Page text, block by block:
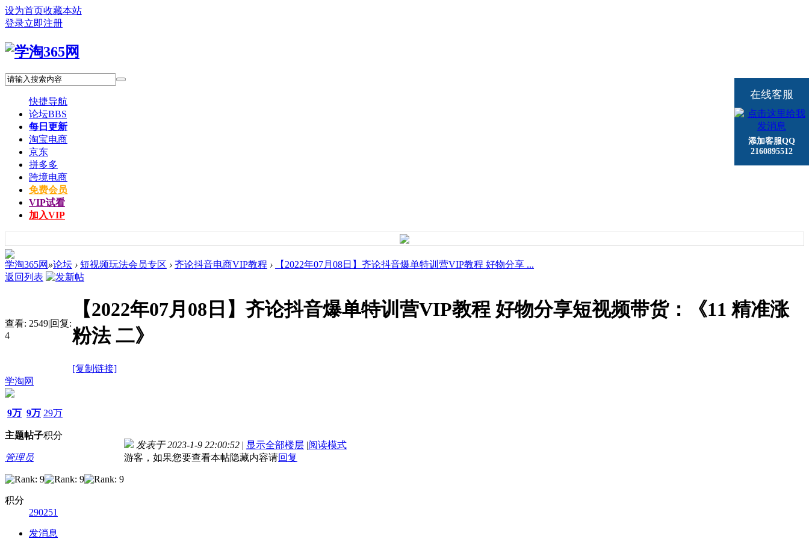
设为首页收藏本站
登录立即注册
快捷导航
论坛BBS
每日更新
淘宝电商
京东
拼多多
跨境电商
免费会员
VIP试看
加入VIP
学淘365网 »论坛 › 短视频玩法会员专区 › 齐论抖音电商VIP教程 ›
【2022年07月08日】齐论抖音爆单特训营VIP教程 好物分享 ...
返回列表
查看: 2549|回复:
4
【2022年07月08日】齐论抖音爆单特训营VIP教程 好物分享短视频带货：《11 精准涨
粉法 二》
[复制链接]
学淘网
9万
主题
9万
帖子
29万
积分
管理员
积分
290251
发消息
发表于 2023-1-9 22:00:52 | 显示全部楼层 |阅读模式
游客，如果您要查看本帖隐藏内容请回复
在线客服
添加客服QQ
2160895512